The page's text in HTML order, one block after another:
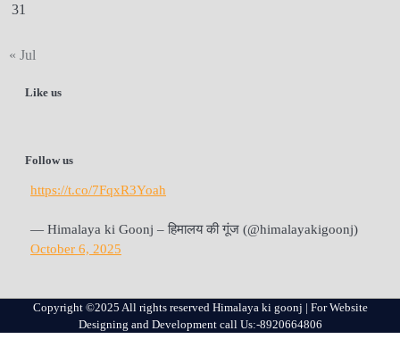
31
« Jul
Like us
Follow us
https://t.co/7FqxR3Yoah
— Himalaya ki Goonj – हिमालय की गूंज (@himalayakigoonj)
October 6, 2025
Copyright ©2025 All rights reserved Himalaya ki goonj | For Website
Designing and Development call Us:-8920664806